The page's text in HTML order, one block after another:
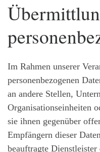
Im Rahmen unserer
personenbezogenen
an andere Stellen,
Organisationseinheiten
sie ihnen gegenüber
Empfängern dieser
beauftragte